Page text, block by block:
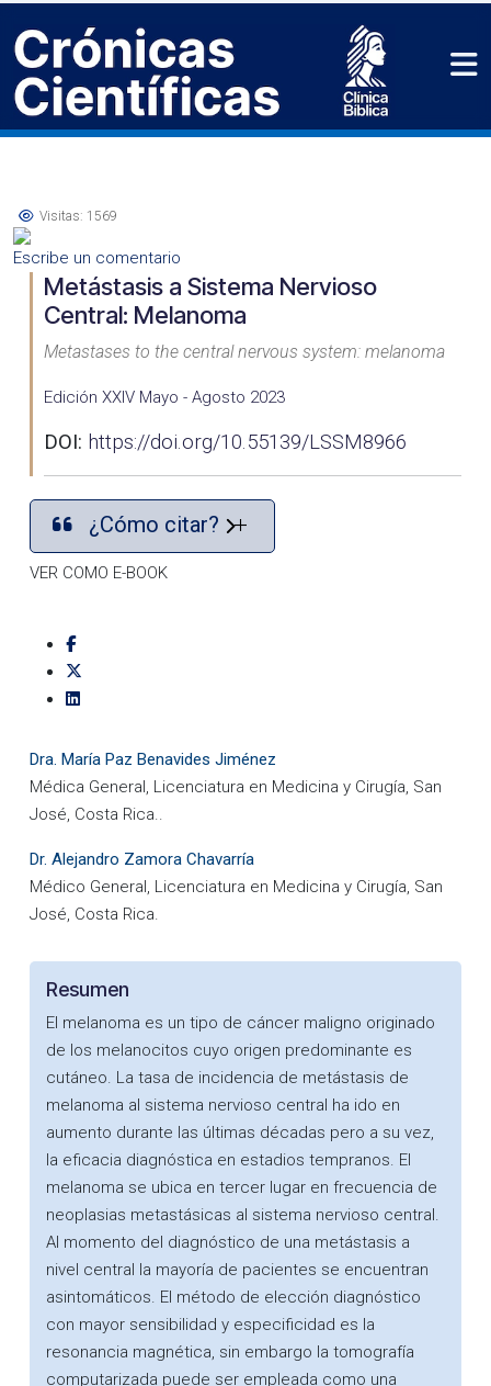
Visitas: 1569
Escribe un comentario
Metástasis a Sistema Nervioso
Central: Melanoma
Metastases to the central nervous system: melanoma
Edición XXIV Mayo - Agosto 2023
DOI: https://doi.org/10.55139/LSSM8966
¿Cómo citar?
VER COMO E-BOOK
Dra. María Paz Benavides Jiménez
Médica General, Licenciatura en Medicina y Cirugía, San
José, Costa Rica..
Dr. Alejandro Zamora Chavarría
Médico General, Licenciatura en Medicina y Cirugía, San
José, Costa Rica.
Resumen
El melanoma es un tipo de cáncer maligno originado
de los melanocitos cuyo origen predominante es
cutáneo. La tasa de incidencia de metástasis de
melanoma al sistema nervioso central ha ido en
aumento durante las últimas décadas pero a su vez,
la eficacia diagnóstica en estadios tempranos. El
melanoma se ubica en tercer lugar en frecuencia de
neoplasias metastásicas al sistema nervioso central.
Al momento del diagnóstico de una metástasis a
nivel central la mayoría de pacientes se encuentran
asintomáticos. El método de elección diagnóstico
con mayor sensibilidad y especificidad es la
resonancia magnética, sin embargo la tomografía
computarizada puede ser empleada como una